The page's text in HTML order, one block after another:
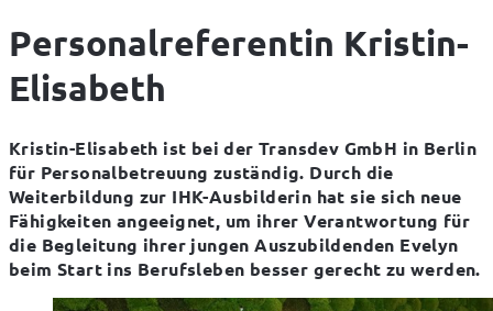
Personalreferentin Kristin-
Elisabeth
Kristin-Elisabeth ist bei der Transdev GmbH in Berlin
für Personalbetreuung zuständig. Durch die
Weiterbildung zur IHK-Ausbilderin hat sie sich neue
Fähigkeiten angeeignet, um ihrer Verantwortung für
die Begleitung ihrer jungen Auszubildenden Evelyn
beim Start ins Berufsleben besser gerecht zu werden.